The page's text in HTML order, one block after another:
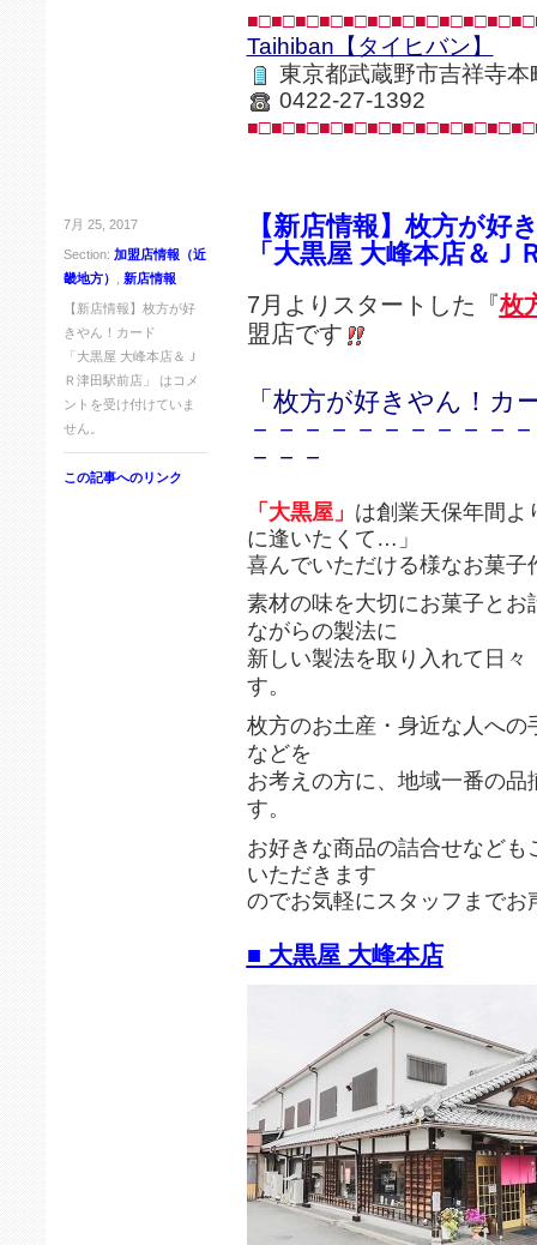
Taihiban【タイヒバン】
東京都武蔵野市吉祥寺
0422-27-1392
7月 25, 2017
Section: 加盟店情報（近
畿地方）
新店情報
【新店情報】枚方が好
きやん！カード
「大黒屋 大峰本店＆Ｊ
Ｒ津田駅前店」 は コメ
ントを受け付けていま
せん。
この記事へのリンク
【新店情報】枚方が好
「大黒屋 大峰本店＆Ｊ
7月よりスタートした『枚
盟店です
「枚方が好きやん！カ
－－－－－－－－－－
－－－
「大黒屋」 は創業天保年間よ
に逢いたくて…」
喜んでいただける様なお菓子
素材の味を大切にお菓子と
ながらの製法に
新しい製法を取り入れて日
す。
枚方のお土産・身近な人へ
などを
お考えの方に、地域一番の
す。
お好きな商品の詰合せなど
いただきます
のでお気軽にスタッフまでお
■ 大黒屋 大峰本店